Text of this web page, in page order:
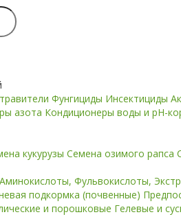
Фунгициды Инсектициды
азота Кондиционеры воды и pH-
кукурузы Семена озимого рапса
Фульвокислоты,
подкормка (почвенные)
и порошковые Гелевые и